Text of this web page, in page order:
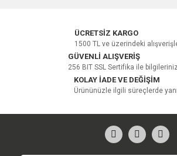
ÜCRETSİZ KARGO
1500 TL ve üzerindeki
GÜVENLİ ALIŞVERİŞ
256 BIT SSL Sertifika ile bilgileriniz
KOLAY İADE VE DEĞİŞİM
Ürününüzle ilgili süreçlerde